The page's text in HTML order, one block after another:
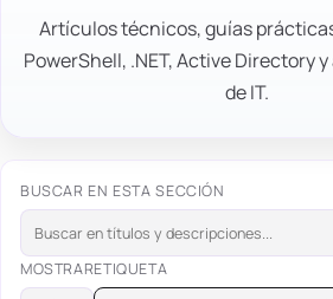
Artículos técnicos, guías
PowerShell, .NET, Active Directory
de IT.
BUSCAR EN ESTA SECCIÓN
MOSTRARETIQUETA